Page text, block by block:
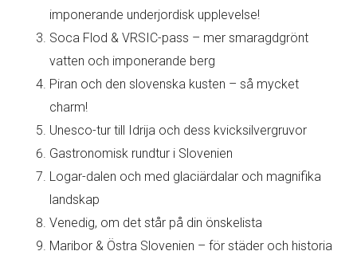
imponerande underjordisk upplevelse!
Soca Flod & VRSIC-pass – mer smaragdgrönt
vatten och imponerande berg
Piran och den slovenska kusten – så mycket
charm!
Unesco-tur till Idrija och dess kvicksilvergruvor
Gastronomisk rundtur i Slovenien
Logar-dalen och med glaciärdalar och magnifika
landskap
Venedig, om det står på din önskelista
Maribor & Östra Slovenien – för städer och historia